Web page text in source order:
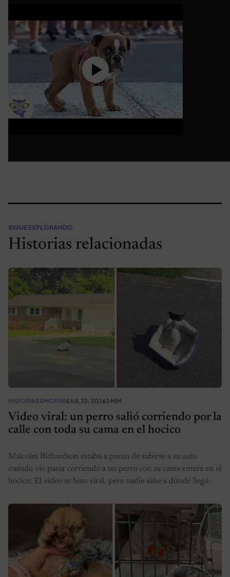
SIGUE EXPLORANDO
Historias relacionadas
HISTORIAS EMOTIVASJUL 22, 20263 MIN
Video viral: un perro salió corriendo por la
calle con toda su cama en el hocico
Malcolm Richardson estaba a punto de subirse a su auto
cuando vio pasar corriendo a un perro con su cama entera en el
hocico. El video se hizo viral, pero nadie sabe a dónde llegó.